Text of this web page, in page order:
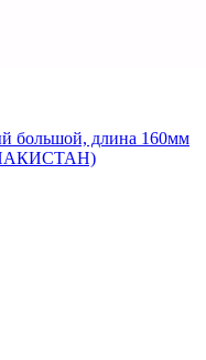
большой, длина 160мм
(ПАКИСТАН)